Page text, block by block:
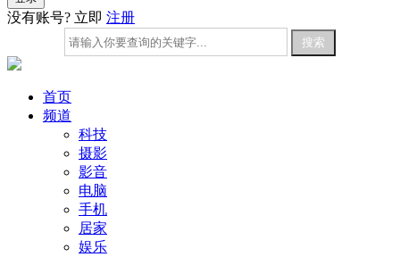
没有账号? 立即 注册
首页
频道
科技
摄影
影音
电脑
手机
居家
娱乐